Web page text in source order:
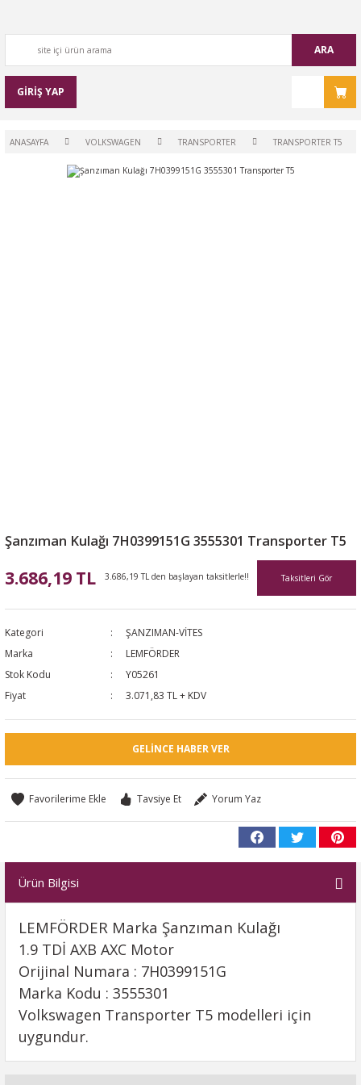
ARA
GİRİŞ YAP
ANASAYFA VOLKSWAGEN TRANSPORTER TRANSPORTER T5
Şanzıman Kulağı 7H0399151G 3555301 Transporter T5
3.686,19 TL 3.686,19 TL den başlayan taksitlerle!! Taksitleri Gör
Kategori
ŞANZIMAN-VİTES
Marka
LEMFÖRDER
Stok Kodu
Y05261
Fiyat
3.071,83 TL + KDV
GELINCE HABER VER
Tavsiye Et Yorum Yaz
Ürün Bilgisi
LEMFÖRDER Marka Şanzıman Kulağı
1.9 TDİ AXB AXC Motor
Orijinal Numara : 7H0399151G
Marka Kodu : 3555301
Volkswagen Transporter T5 modelleri için
uygundur.